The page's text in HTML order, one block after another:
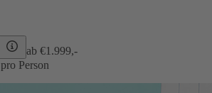
ab €1.999,-
Person